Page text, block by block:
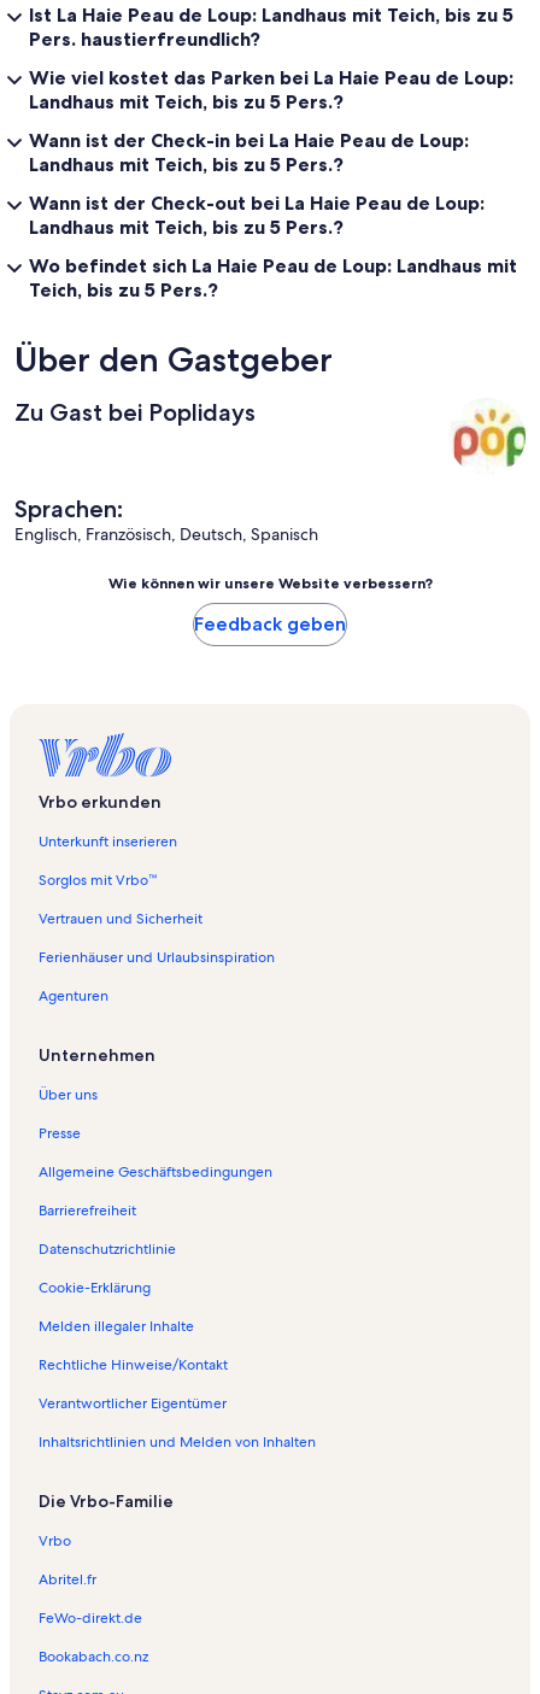
Ist La Haie Peau de Loup: Landhaus mit Teich, bis zu 5
Pers. haustierfreundlich?
Wie viel kostet das Parken bei La Haie Peau de Loup:
Landhaus mit Teich, bis zu 5 Pers.?
Wann ist der Check-in bei La Haie Peau de Loup:
Landhaus mit Teich, bis zu 5 Pers.?
Wann ist der Check-out bei La Haie Peau de Loup:
Landhaus mit Teich, bis zu 5 Pers.?
Wo befindet sich La Haie Peau de Loup: Landhaus mit
Teich, bis zu 5 Pers.?
Über den Gastgeber
Zu Gast bei Poplidays
Sprachen:
Englisch, Französisch, Deutsch, Spanisch
Wie können wir unsere Website verbessern?
Feedback geben
Vrbo erkunden
Unterkunft inserieren
Sorglos mit Vrbo™
Vertrauen und Sicherheit
Ferienhäuser und Urlaubsinspiration
Agenturen
Unternehmen
Über uns
Presse
Allgemeine Geschäftsbedingungen
Barrierefreiheit
Datenschutzrichtlinie
Cookie-Erklärung
Melden illegaler Inhalte
Rechtliche Hinweise/Kontakt
Verantwortlicher Eigentümer
Inhaltsrichtlinien und Melden von Inhalten
Die Vrbo-Familie
Vrbo
Abritel.fr
FeWo-direkt.de
Bookabach.co.nz